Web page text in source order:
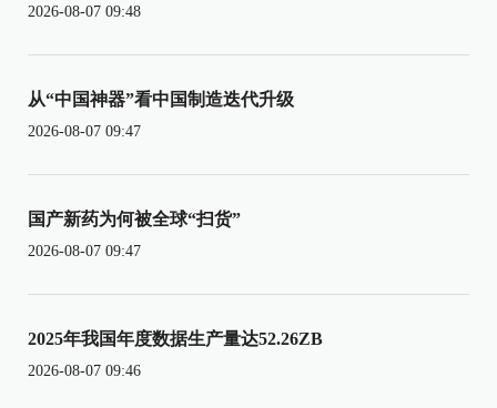
2026-08-07 09:48
从“中国神器”看中国制造迭代升级
2026-08-07 09:47
国产新药为何被全球“扫货”
2026-08-07 09:47
2025年我国年度数据生产量达52.26ZB
2026-08-07 09:46